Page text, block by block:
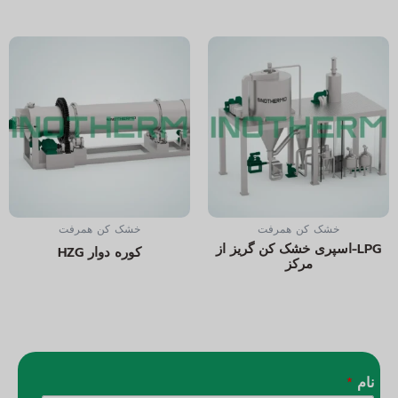
خشک کن همرفت
LPG-اسپری خشک کن گریز از
مرکز
خشک کن همرفت
کوره دوار HZG
نام *